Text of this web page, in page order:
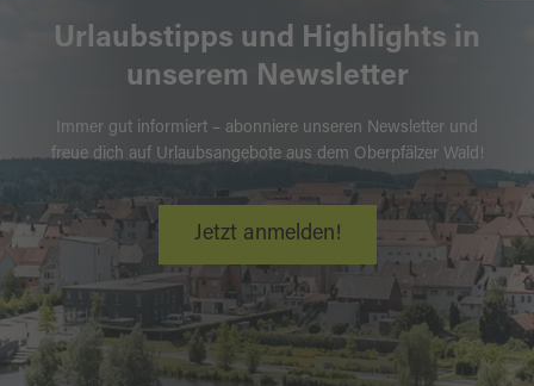
Urlaubstipps und Highlights in
unserem Newsletter
Immer gut informiert – abonniere unseren Newsletter und
freue dich auf Urlaubsangebote aus dem Oberpfälzer Wald!
Jetzt anmelden!